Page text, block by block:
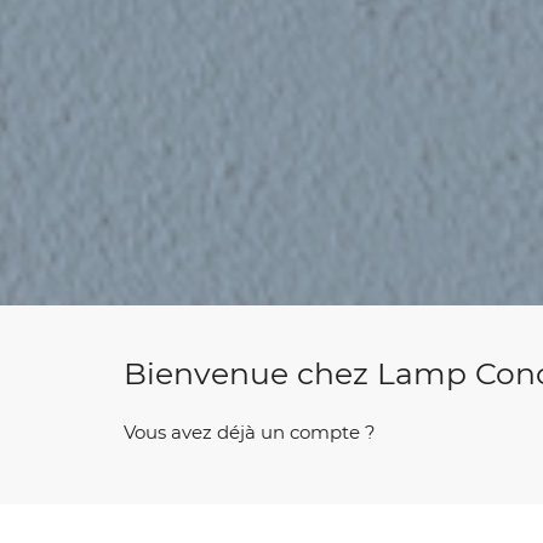
Bienvenue chez Lamp
Vous avez déjà un compte ?